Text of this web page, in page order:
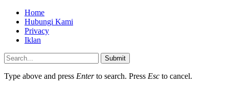
Home
Hubungi Kami
Privacy
Iklan
Submit
Type above and press Enterto search. Press Esc to cancel.